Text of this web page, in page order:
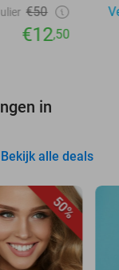
€50
€12,50
in
Bekijk alle deals
50%